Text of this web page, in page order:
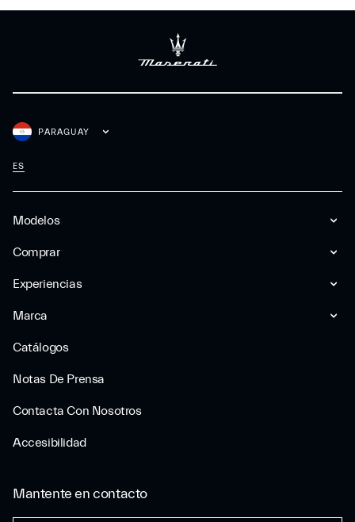
Modelos
Comprar
Experiencias
Marca
Catálogos
Notas De Prensa
Contacta Con Nosotros
Accesibilidad
PARAGUAY
ES
Mantente en contacto